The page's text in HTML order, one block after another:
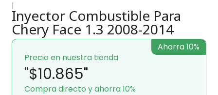
|
Inyector Combustible Para
Chery Face 1.3 2008-2014
Precio en nuestra tienda
"$10.865"
Compra directo y ahorra 10%
Ahorra 10%